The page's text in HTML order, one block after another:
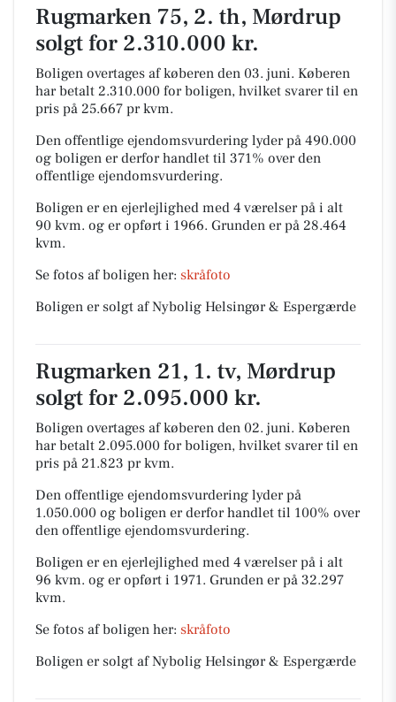
Rugmarken 75, 2. th, Mørdrup
solgt for 2.310.000 kr.
Boligen overtages af køberen den 03. juni. Køberen
har betalt 2.310.000 for boligen, hvilket svarer til en
pris på 25.667 pr kvm.
Den offentlige ejendomsvurdering lyder på 490.000
og boligen er derfor handlet til 371% over den
offentlige ejendomsvurdering.
Boligen er en ejerlejlighed med 4 værelser på i alt
90 kvm. og er opført i 1966. Grunden er på 28.464
kvm.
Se fotos af boligen her: skråfoto
Boligen er solgt af Nybolig Helsingør & Espergærde
Rugmarken 21, 1. tv, Mørdrup
solgt for 2.095.000 kr.
Boligen overtages af køberen den 02. juni. Køberen
har betalt 2.095.000 for boligen, hvilket svarer til en
pris på 21.823 pr kvm.
Den offentlige ejendomsvurdering lyder på
1.050.000 og boligen er derfor handlet til 100% over
den offentlige ejendomsvurdering.
Boligen er en ejerlejlighed med 4 værelser på i alt
96 kvm. og er opført i 1971. Grunden er på 32.297
kvm.
Se fotos af boligen her: skråfoto
Boligen er solgt af Nybolig Helsingør & Espergærde